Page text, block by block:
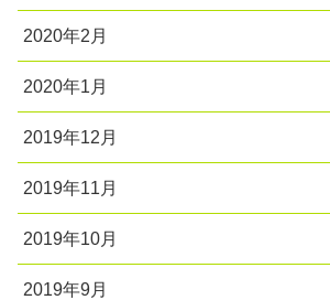
2020年2月
2020年1月
2019年12月
2019年11月
2019年10月
2019年9月